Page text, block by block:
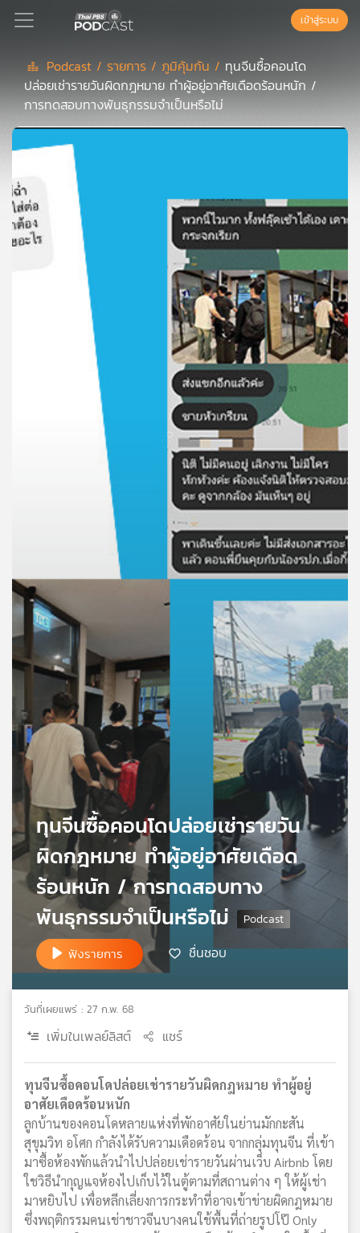
Podcast
เพล
ลิ
สต์
แนะนำ
กิจกรรม
เกี่ยว
กับ
เรา
เครือ
ข่าย
วิทยุ
ไทย
พี
บี
เอส
เครือ
เข้าสู่ระบบ
Podcast / รายการ /ภูมิคุ้มกัน / ทุนจีนซื้อคอนโด
ปล่อยเช่ารายวันผิดกฎหมาย ทำผู้อยู่อาศัยเดือดร้อนหนัก /
การทดสอบทางพันธุกรรมจำเป็นหรือไม่
ทุนจีนซื้อคอนโดปล่อยเช่ารายวัน
ผิดกฎหมาย ทำผู้อยู่อาศัยเดือด
ร้อนหนัก / การทดสอบทาง
พันธุกรรมจำเป็นหรือไม่
ฟังรายการ ชื่นชอบ
วันที่เผยแพร่ : 27 ก.พ. 68
เพิ่มในเพลย์ลิสต์ แชร์
ทุนจีนซื้อคอนโดปล่อยเช่ารายวันผิดกฎหมาย ทำผู้อยู่
อาศัยเดือดร้อนหนัก
ลูกบ้านของคอนโดหลายแห่งที่พักอาศัยในย่านมักกะสัน
สุขุมวิท อโศก กำลังได้รับความเดือดร้อน จากกลุ่มทุนจีน ที่เข้า
มาซื้อห้องพักแล้วนำไปปล่อยเช่ารายวันผ่านเว็บ Airbnb โดย
ใชวิธีนำกุญแจห้องไปเก็บไว้ในตู้ตามที่สถานต่าง ๆ ให้ผู้เช่า
มาหยิบไป เพื่อหลีกเลี่ยงการกระทำที่อาจเข้าข่ายผิดกฎหมาย
ซึ่งพฤติกรรมคนเช่าชาวจีนบางคนใช้พื้นที่ถ่ายรูปโป๊ Only